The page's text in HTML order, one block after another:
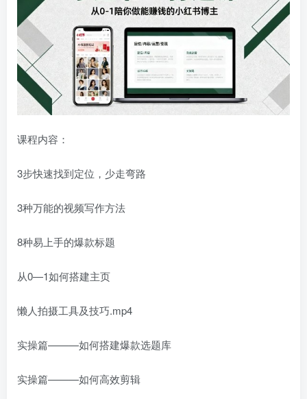
课程内容：
3步快速找到定位，少走弯路
3种万能的视频写作方法
8种易上手的爆款标题
从0—1如何搭建主页
懒人拍摄工具及技巧.mp4
实操篇———如何搭建爆款选题库
实操篇———如何高效剪辑